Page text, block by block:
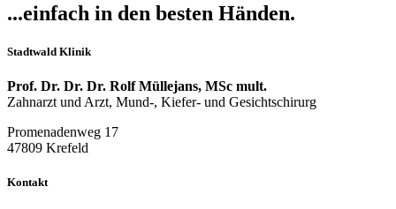
...einfach in den besten Händen.
Stadtwald Klinik
Prof. Dr. Dr. Dr. Rolf Müllejans, MSc mult.
Zahnarzt und Arzt, Mund-, Kiefer- und Gesichtschirurg
Promenadenweg 17
47809 Krefeld
Kontakt